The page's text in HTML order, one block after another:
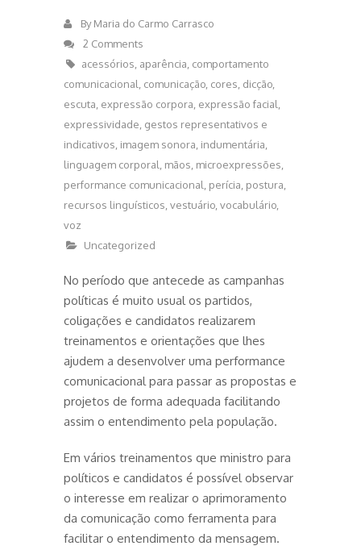
ByMaria do Carmo Carrasco
2 Comments
acessórios aparência comportamento
comunicacional comunicação cores dicção
escuta expressão corpora expressão facial
expressividade gestos representativos e
indicativos imagem sonora indumentária
linguagem corporal mãos microexpressões
performance comunicacional perícia postura
recursos linguísticos vestuário vocabulário
voz
Uncategorized
No período que antecede as campanhas
políticas é muito usual os partidos,
coligações e candidatos realizarem
treinamentos e orientações que lhes
ajudem a desenvolver uma performance
comunicacional para passar as propostas e
projetos de forma adequada facilitando
assim o entendimento pela população.
Em vários treinamentos que ministro para
políticos e candidatos é possível observar
o interesse em realizar o aprimoramento
da comunicação como ferramenta para
facilitar o entendimento da mensagem.